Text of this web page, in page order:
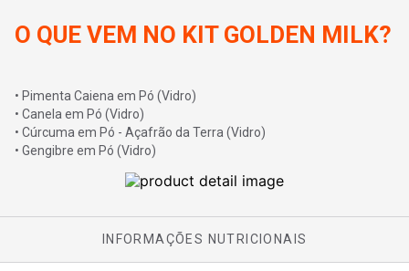
O QUE VEM NO KIT GOLDEN MILK?
• Pimenta Caiena em Pó (Vidro)
• Canela em Pó (Vidro)
• Cúrcuma em Pó - Açafrão da Terra (Vidro)
• Gengibre em Pó (Vidro)
INFORMAÇÕES NUTRICIONAIS